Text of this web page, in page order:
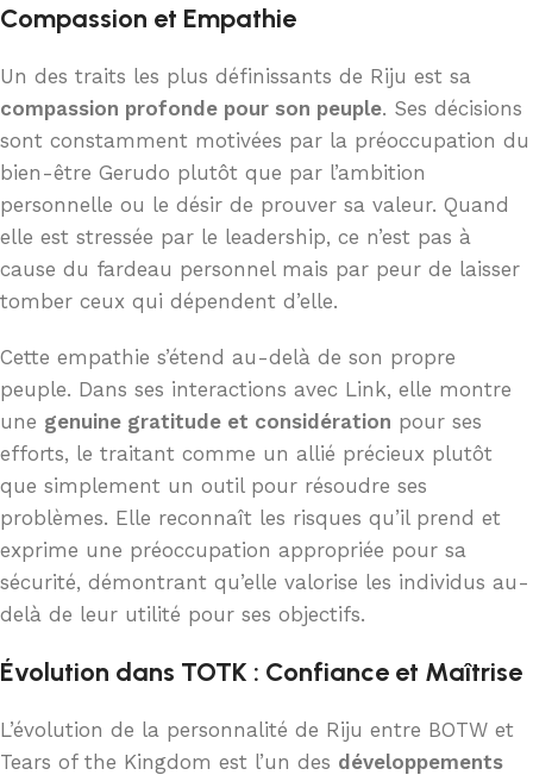
Compassion et Empathie
Un des traits les plus définissants de Riju est sa
compassion profonde pour son peuple. Ses décisions
sont constamment motivées par la préoccupation du
bien-être Gerudo plutôt que par l’ambition
personnelle ou le désir de prouver sa valeur. Quand
elle est stressée par le leadership, ce n’est pas à
cause du fardeau personnel mais par peur de laisser
tomber ceux qui dépendent d’elle.
Cette empathie s’étend au-delà de son propre
peuple. Dans ses interactions avec Link, elle montre
une genuine gratitude et considération pour ses
efforts, le traitant comme un allié précieux plutôt
que simplement un outil pour résoudre ses
problèmes. Elle reconnaît les risques qu’il prend et
exprime une préoccupation appropriée pour sa
sécurité, démontrant qu’elle valorise les individus au-
delà de leur utilité pour ses objectifs.
Évolution dans TOTK : Confiance et Maîtrise
L’évolution de la personnalité de Riju entre BOTW et
Tears of the Kingdom est l’un des développements